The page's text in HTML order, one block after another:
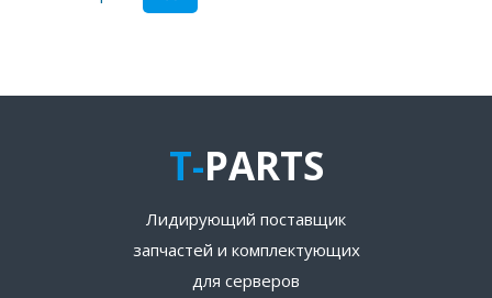
T-PARTS
Лидирующий поставщик
запчастей и комплектующих
для серверов